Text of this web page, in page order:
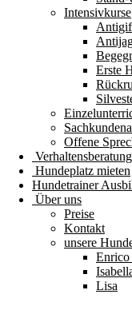
Intensivkurse
Erste
Offene
Verhaltensberatung
Hundeplatz mieten
Hundetrainer
Über uns
Preise
Kontakt
unsere
Enrico
Lisa